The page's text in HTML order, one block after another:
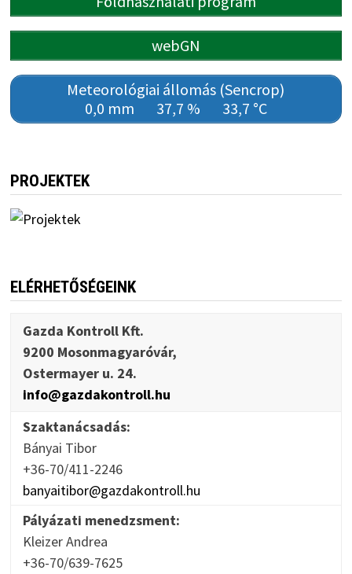
webGN
Meteorológiai állomás (Sencrop)
0,0 mm
37,7 % 33,7 °C
PROJEKTEK
ELÉRHETŐSÉGEINK
Gazda Kontroll Kft.
9200 Mosonmagyaróvár,
Ostermayer u. 24.
info@gazdakontroll.hu
Szaktanácsadás:
Bányai Tibor
+36-70/411-2246
banyaitibor@gazdakontroll.hu
Pályázati menedzsment:
Kleizer Andrea
+36-70/639-7625